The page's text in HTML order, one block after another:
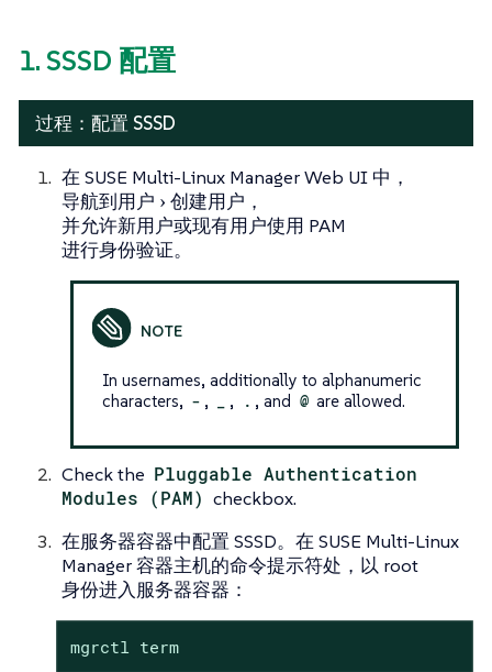
1. SSSD 配置
过程：配置 SSSD
在 SUSE Multi-Linux Manager Web UI 中，
导航到用户 创建用户 ，
并允许新用户或现有用户使用 PAM
进行身份验证。
In usernames, additionally to alphanumeric
characters, - , , . , and @ are allowed.
Check the Pluggable Authentication
Modules (PAM) checkbox.
在服务器容器中配置 SSSD。在 SUSE Multi-Linux
Manager 容器主机的命令提示符处，以 root
身份进入服务器容器：
mgrctl term